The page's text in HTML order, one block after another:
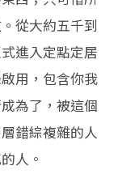
從大約五千到
進入定點定居
用，包含你我
為了，被這個
錯綜複雜的人
人。